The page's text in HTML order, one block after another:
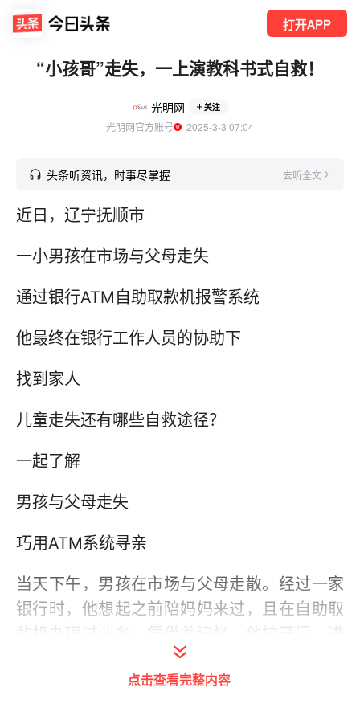
打开APP
“小孩哥”走失，一上演教科书式自救！
光明网 关注
光明网官方账号
  2025-3-3 07:04
头条听资讯，时事尽掌握 去听全文
近日，辽宁抚顺市
一小男孩在市场与父母走失
通过银行ATM自助取款机报警系统
他最终在银行工作人员的协助下
找到家人
儿童走失还有哪些自救途径？
一起了解
男孩与父母走失
巧用ATM系统寻亲
当天下午，男孩在市场与父母走散。经过一家
银行时，他想起之前陪妈妈来过，且在自助取
款机办理过业务。凭借着记忆，他拉开门，进
入自助取款机的安全防护舱。
点击查看完整内容